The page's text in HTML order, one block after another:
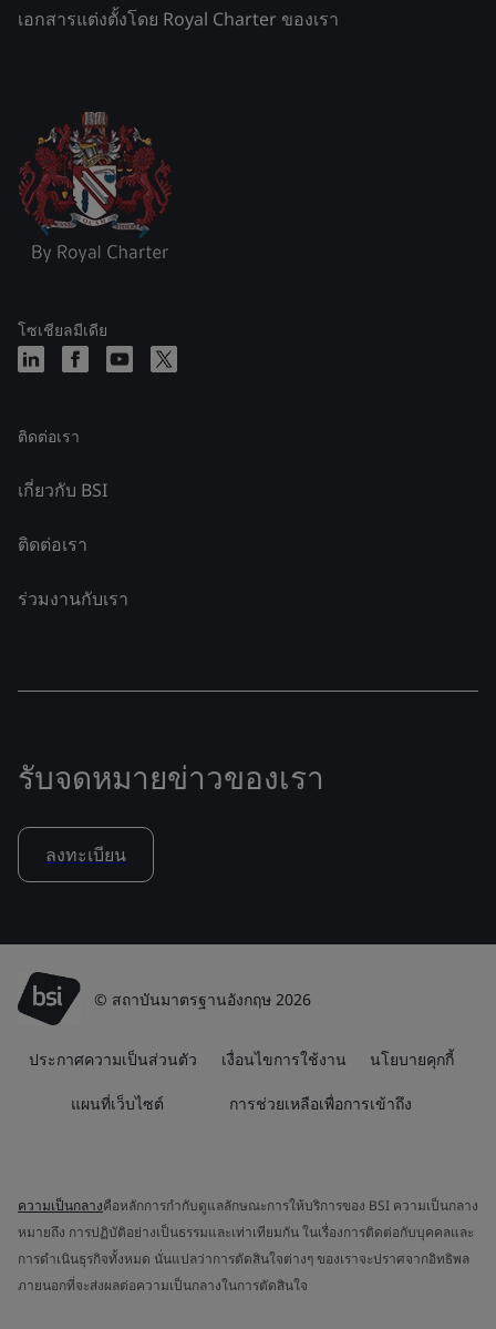
เอกสารแต่งตั้งโดย Royal Charter ของเรา
โซเชียลมีเดีย
ติดต่อเรา
เกี่ยวกับ BSI
ติดต่อเรา
ร่วมงานกับเรา
รับจดหมายข่าวของเรา
ลงทะเบียน
© สถาบันมาตรฐานอังกฤษ 2026
ประกาศความเป็นส่วนตัว เงื่อนไขการใช้งาน นโยบายคุกกี้
แผนที่เว็บไซต์ การช่วยเหลือเพื่อการเข้าถึง
ความเป็นกลางคือหลักการกำกับดูแลลักษณะการให้บริการของ BSI ความเป็นกลาง
หมายถึง การปฏิบัติอย่างเป็นธรรมและเท่าเทียมกัน ในเรื่องการติดต่อกับบุคคลและ
การดำเนินธุรกิจทั้งหมด นั่นแปลว่าการตัดสินใจต่างๆ ของเราจะปราศจากอิทธิพล
ภายนอกที่จะส่งผลต่อความเป็นกลางในการตัดสินใจ